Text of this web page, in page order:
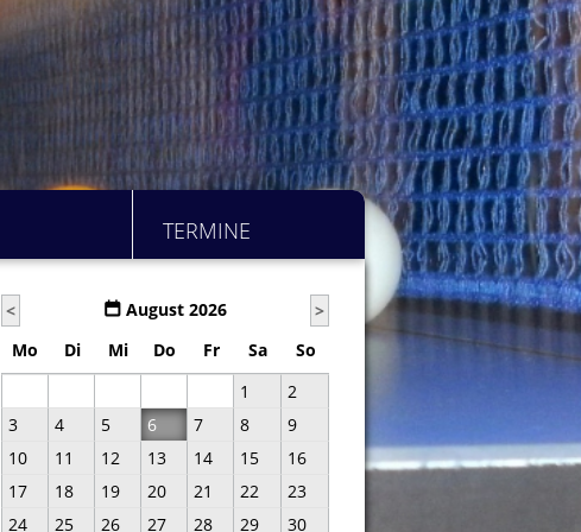
TERMINE
< August 2026
>
Mo
Di Mi Do Fr Sa
So
1
2
3
4 5 6 7 8
9
10
11 12 13 14 15
16
17
18 19 20 21 22
23
24
25 26 27 28 29 30